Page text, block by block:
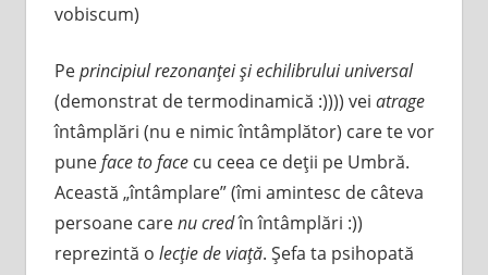
vobiscum)
Peprincipiul rezonanţei şi echilibrului universal
(demonstrat de termodinamică :)))) vei atrage
întâmplări (nu e nimic întâmplător) care te vor
puneface to facecu ceea ce deţii pe Umbră.
Această „întâmplare” (îmi amintesc de câteva
persoane carenu credîn întâmplări :))
reprezintă o lecţie de viaţă. Şefa ta psihopată